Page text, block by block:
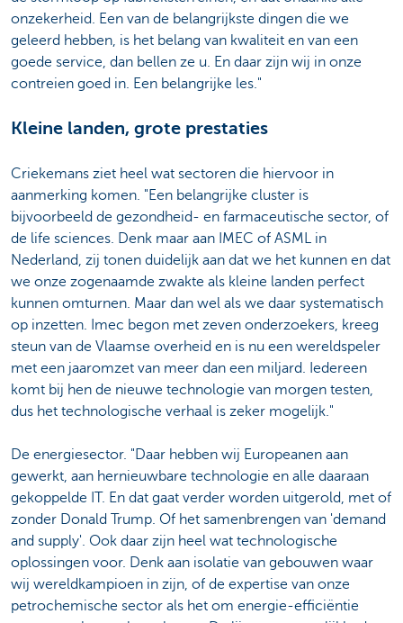
onzekerheid. Een van de belangrijkste dingen die we
geleerd hebben, is het belang van kwaliteit en van een
goede service, dan bellen ze u. En daar zijn wij in onze
contreien goed in. Een belangrijke les."
Kleine landen, grote prestaties
Criekemans ziet heel wat sectoren die hiervoor in
aanmerking komen. "Een belangrijke cluster is
bijvoorbeeld de gezondheid- en farmaceutische sector, of
de life sciences. Denk maar aan IMEC of ASML in
Nederland, zij tonen duidelijk aan dat we het kunnen en dat
we onze zogenaamde zwakte als kleine landen perfect
kunnen omturnen. Maar dan wel als we daar systematisch
op inzetten. Imec begon met zeven onderzoekers, kreeg
steun van de Vlaamse overheid en is nu een wereldspeler
met een jaaromzet van meer dan een miljard. Iedereen
komt bij hen de nieuwe technologie van morgen testen,
dus het technologische verhaal is zeker mogelijk."
De energiesector. "Daar hebben wij Europeanen aan
gewerkt, aan hernieuwbare technologie en alle daaraan
gekoppelde IT. En dat gaat verder worden uitgerold, met of
zonder Donald Trump. Of het samenbrengen van 'demand
and supply'. Ook daar zijn heel wat technologische
oplossingen voor. Denk aan isolatie van gebouwen waar
wij wereldkampioen in zijn, of de expertise van onze
petrochemische sector als het om energie-efficiëntie